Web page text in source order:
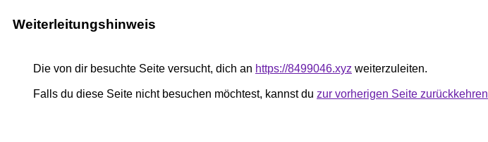
Weiterleitungshinweis
Die von dir besuchte Seite versucht, dich an https://8499046.xyz weiterzuleiten.
Falls du diese Seite nicht besuchen möchtest, kannst du zur vorherigen Seite zurückkehren